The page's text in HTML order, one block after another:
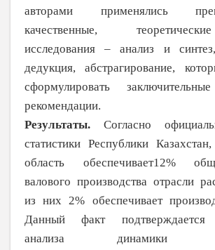
авторами применялись
качественные,
исследования – анализ и
дедукция, абстрагирование,
сформулировать
рекомендации.
Результаты. Согласно
статистики Республики
область обеспечивает12%
валового производства отрасли
из них 2% обеспечивает
Данный факт под­тверждается
анализа динамики